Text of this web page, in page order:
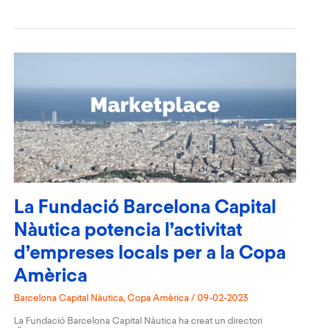
motors
per
avaries
La Fundació Barcelona Capital
Nàutica potencia l’activitat
d’empreses locals per a la Copa
Amèrica
Barcelona Capital Nàutica, Copa Amèrica / 09-02-2023
La Fundació Barcelona Capital Nàutica ha creat un directori